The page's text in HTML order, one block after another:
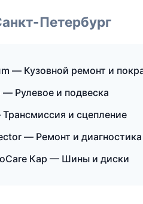
Петербург
— Кузовной ремонт и
Рулевое и подвеска
и сцепление
— Ремонт и
Кар — Шины и диски